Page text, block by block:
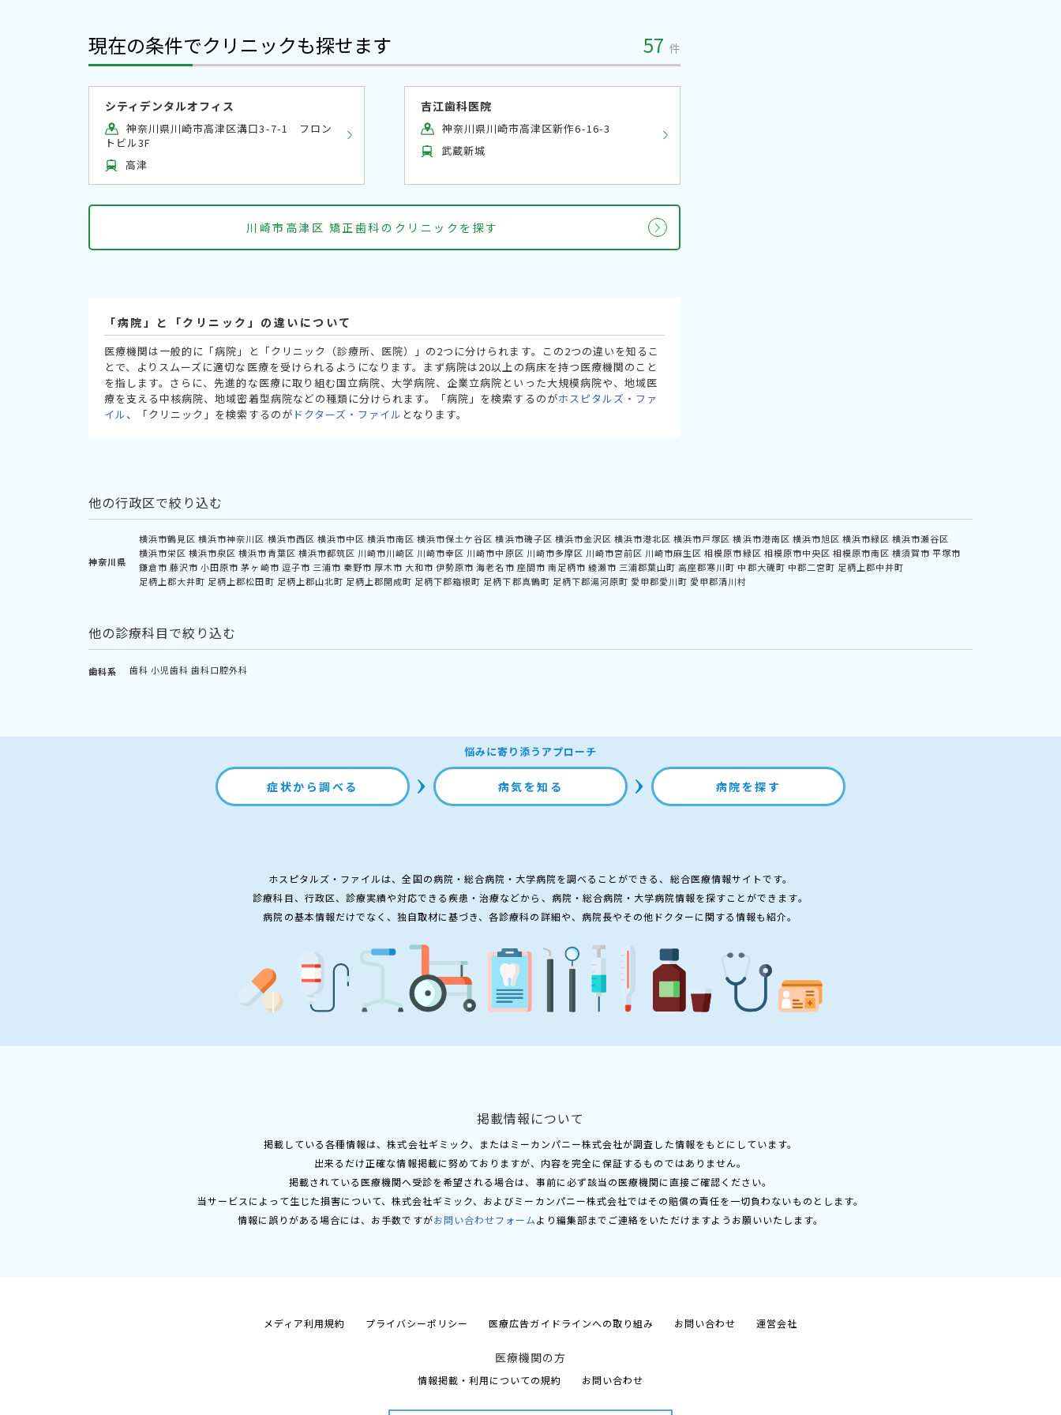
現在の条件でクリニックも探せます 57 件
シティデンタルオフィス
神奈川県川崎市高津区溝口3-7-1 フロン
トビル3F
高津
吉江歯科医院
神奈川県川崎市高津区新作6-16-3
武蔵新城
川崎市高津区 矯正歯科のクリニックを探す
「病院」と「クリニック」の違いについて
医療機関は一般的に「病院」と「クリニック（診療所、医院）」の2つに分けられます。この2つの違いを知るこ
とで、よりスムーズに適切な医療を受けられるようになります。まず病院は20以上の病床を持つ医療機関のこと
を指します。さらに、先進的な医療に取り組む国立病院、大学病院、企業立病院といった大規模病院や、地域医
療を支える中核病院、地域密着型病院などの種類に分けられます。「病院」を検索するのがホスピタルズ・ファ
イル、「クリニック」を検索するのが ドクターズ・ファイル となります。
他の行政区で絞り込む
神奈川県
横浜市鶴見区 横浜市神奈川区 横浜市西区 横浜市中区 横浜市南区 横浜市保土ケ谷区 横浜市磯子区 横浜市金沢区 横浜市港北区 横浜市戸塚区 横浜市港南区 横浜市旭区 横浜市緑区 横浜市瀬谷区
横浜市栄区 横浜市泉区 横浜市青葉区 横浜市都筑区 川崎市川崎区 川崎市幸区 川崎市中原区 川崎市多摩区 川崎市宮前区 川崎市麻生区 相模原市緑区 相模原市中央区 相模原市南区 横須賀市 平塚市
鎌倉市 藤沢市 小田原市 茅ヶ崎市 逗子市 三浦市 秦野市 厚木市 大和市 伊勢原市 海老名市 座間市 南足柄市 綾瀬市 三浦郡葉山町 高座郡寒川町 中郡大磯町 中郡二宮町 足柄上郡中井町
足柄上郡大井町 足柄上郡松田町 足柄上郡山北町 足柄上郡開成町 足柄下郡箱根町 足柄下郡真鶴町 足柄下郡湯河原町 愛甲郡愛川町 愛甲郡清川村
他の診療科目で絞り込む
歯科系 歯科 小児歯科 歯科口腔外科
悩みに寄り添うアプローチ
症状から調べる 病気を知る 病院を探す
ホスピタルズ・ファイルは、全国の病院・総合病院・大学病院を調べることができる、総合医療情報サイトです。
診療科目、行政区、診療実績や対応できる疾患・治療などから、病院・総合病院・大学病院情報を探すことができます。
病院の基本情報だけでなく、独自取材に基づき、各診療科の詳細や、病院長やその他ドクターに関する情報も紹介。
掲載情報について
掲載している各種情報は、株式会社ギミック、またはミーカンパニー株式会社が調査した情報をもとにしています。
出来るだけ正確な情報掲載に努めておりますが、内容を完全に保証するものではありません。
掲載されている医療機関へ受診を希望される場合は、事前に必ず該当の医療機関に直接ご確認ください。
当サービスによって生じた損害について、株式会社ギミック、およびミーカンパニー株式会社ではその賠償の責任を一切負わないものとします。
情報に誤りがある場合には、お手数ですがお問い合わせフォームより編集部までご連絡をいただけますようお願いいたします。
メディア利用規約 プライバシーポリシー 医療広告ガイドラインへの取り組み お問い合わせ 運営会社
医療機関の方
情報掲載・利用についての規約 お問い合わせ